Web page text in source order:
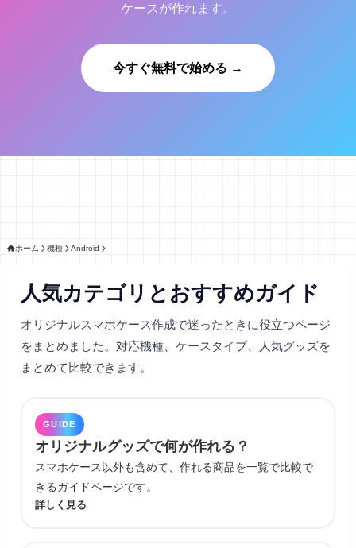
ケースが作れます。
今すぐ無料で始める →
ホーム 機種 Android
人気カテゴリとおすすめガイド
オリジナルスマホケース作成で迷ったときに役立つページ
をまとめました。対応機種、ケースタイプ、人気グッズを
まとめて比較できます。
GUIDE
オリジナルグッズで何が作れる？
スマホケース以外も含めて、作れる商品を一覧で比較で
きるガイドページです。
詳しく見る